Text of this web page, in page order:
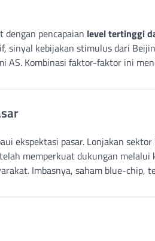
dengan pencapaian level tertinggi
sinyal kebijakan stimulus dari
Kombinasi faktor-faktor ini
ekspektasi pasar. Lonjakan
memperkuat dukungan melalui
Imbasnya, saham blue-chip,